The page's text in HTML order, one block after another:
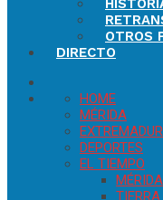
OTROS
DIRECTO
HOME
MÉRIDA
DEPORTES
EL TIEMPO
TIERRA